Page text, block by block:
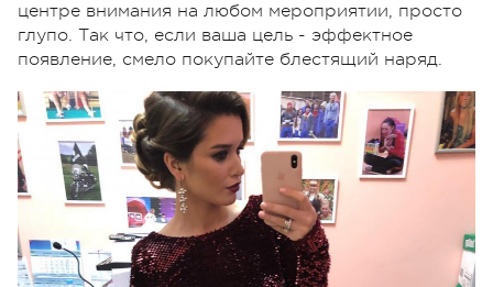
центре внимания на любом мероприятии, просто
глупо. Так что, если ваша цель - эффектное
появление, смело покупайте блестящий наряд.